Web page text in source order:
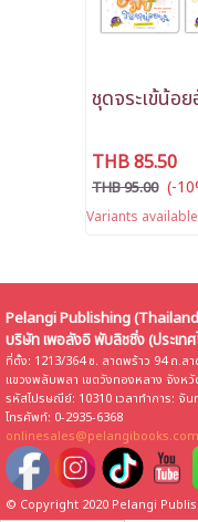
ชุดจระเข้น้อ
THB 85.50
THB 95.00 (-
Variants available
Pelangi Publishing
บริษัท เพอลังอิ พับลิชชิ่ง (ประเท
ที่ตั้ง: 1213/364 ซ. ลาดพร้าว 94 ถ.ล
แขวงพลับพลา เขตวังทองหลาง จังห
รหัสไปรษณีย์: 10310 เวลาทำการ: จั
โทรศัพท์: 0-2935-6368
onlinesales@pelangibooks.com
© Copyright 2020 Pelangi